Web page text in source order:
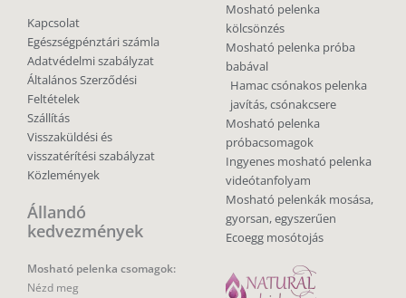
Kapcsolat
Egészségpénztári számla
Adatvédelmi szabályzat
Általános Szerződési
Feltételek
Szállítás
Visszaküldési és
visszatérítési szabályzat
Közlemények
Állandó
kedvezmények
Mosható pelenka csomagok:
Nézd meg
Mosható pelenka
kölcsönzés
Mosható pelenka próba
babával
Hamac csónakos pelenka
javítás, csónakcsere
Mosható pelenka
próbacsomagok
Ingyenes mosható pelenka
videótanfolyam
Mosható pelenkák mosása,
gyorsan, egyszerűen
Ecoegg mosótojás